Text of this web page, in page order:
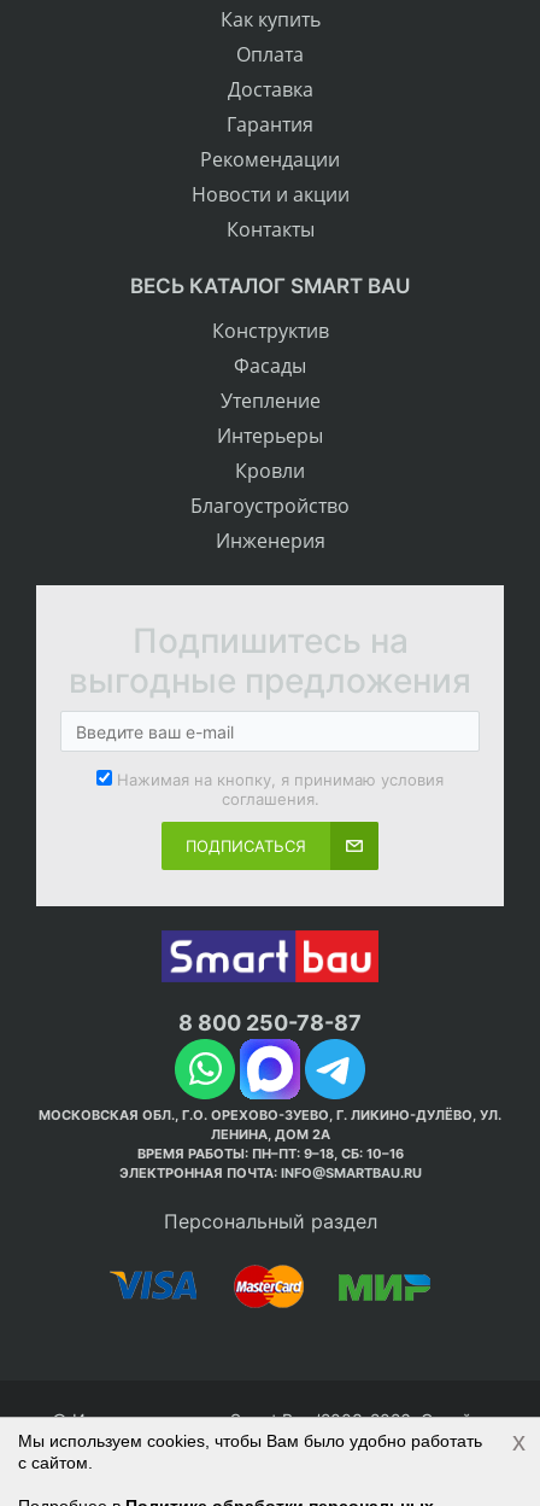
Как купить
Оплата
Доставка
Гарантия
Рекомендации
Новости и акции
Контакты
ВЕСЬ КАТАЛОГ SMART BAU
Конструктив
Фасады
Утепление
Интерьеры
Кровли
Благоустройство
Инженерия
Подпишитесь на
выгодные предложения
Нажимая на кнопку, я принимаю условия
соглашения.
ПОДПИСАТЬСЯ
8 800 250-78-87
МОСКОВСКАЯ ОБЛ., Г.О. ОРЕХОВО-ЗУЕВО, Г. ЛИКИНО-ДУЛЁВО, УЛ.
ЛЕНИНА, ДОМ 2А
ВРЕМЯ РАБОТЫ: ПН–ПТ: 9–18, СБ: 10–16
ЭЛЕКТРОННАЯ ПОЧТА: INFO@SMARTBAU.RU
Персональный раздел
© Интернет-магазин Smart Bau ’2003-2026. Стройте
правильно с 1-го раза.
Политика обработки персональных данных
Наверх
Войти Регистрация
Мы используем cookies, чтобы Вам было удобно работать
с сайтом.
x